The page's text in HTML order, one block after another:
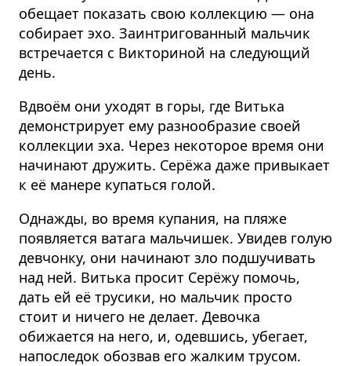
обещает показать свою коллекцию — она
собирает эхо. Заинтригованный мальчик
встречается с Викториной на следующий
день.
Вдвоём они уходят в горы, где Витька
демонстрирует ему разнообразие своей
коллекции эха. Через некоторое время они
начинают дружить. Серёжа даже привыкает
к её манере купаться голой.
Однажды, во время купания, на пляже
появляется ватага мальчишек. Увидев голую
девчонку, они начинают зло подшучивать
над ней. Витька просит Серёжу помочь,
дать ей её трусики, но мальчик просто
стоит и ничего не делает. Девочка
обижается на него, и, одевшись, убегает,
напоследок обозвав его жалким трусом.